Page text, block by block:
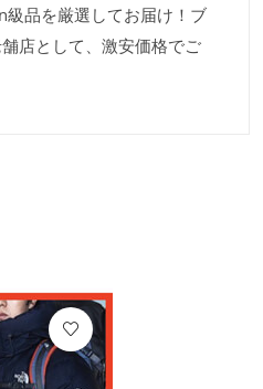
級品を厳選してお届け！ブ
店として、激安価格でご